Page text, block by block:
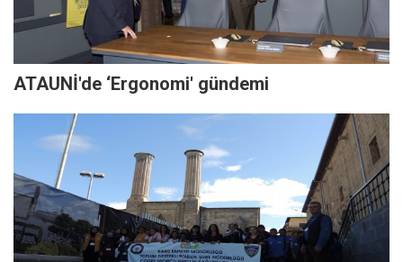
ATAUNİ'de ‘Ergonomi' gündemi